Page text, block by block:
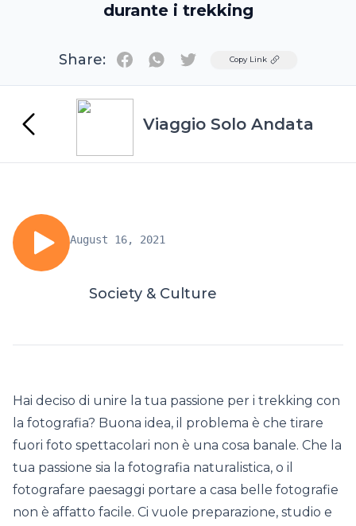
durante i trekking
Share: TwitterCopy Link
Viaggio Solo Andata
August 16, 2021
Society & Culture
Hai deciso di unire la tua passione per i trekking con
la fotografia? Buona idea, il problema è che tirare
fuori foto spettacolari non è una cosa banale. Che la
tua passione sia la fotografia naturalistica, o il
fotografare paesaggi portare a casa belle fotografie
non è affatto facile. Ci vuole preparazione, studio e